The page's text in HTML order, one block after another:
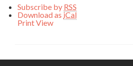
Subscribe by RSS
Download as iCal
PrintView